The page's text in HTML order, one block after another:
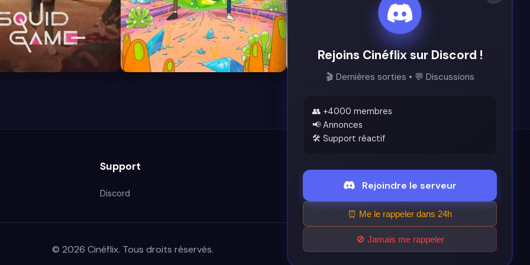
8.7 7.4
Support
Discord Conditions d'utilisation
© 2026 Cinéflix. Tous droits réservés.
Rejoins Cinéflix sur Discord !
🎬 Dernières sorties • 💬 Discussions
👥 +4000 membres
📢 Annonces
🛠️ Support réactif
Rejoindre le serveur
⏰ Me le rappeler dans 24h
🚫 Jamais me rappeler